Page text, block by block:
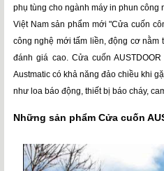
phụ tùng cho ngành máy in phun
Việt Nam sản phẩm mới "Cửa cuốn
công nghệ mới tấm liền, động cơ nằm
đánh giá cao. Cửa cuốn AUSTDOOR
Austmatic có khả năng đảo chiều khi
như loa báo động, thiết bị báo cháy,
Những sản phẩm Cửa cuốn